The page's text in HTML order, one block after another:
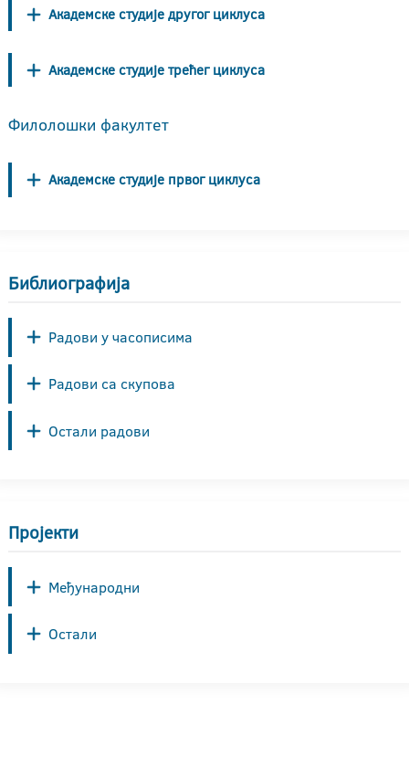
Академске студије другог циклуса
Академске студије трећег циклуса
Филолошки факултет
Академске студије првог циклуса
Библиографија
Радови у часописима
Радови са скупова
Остали радови
Пројекти
Међународни
Остали